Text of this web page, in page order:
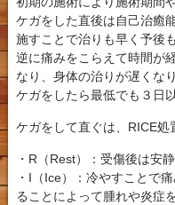
ケガをした直後は自己治癒
施すことで治りも早く予後
逆に痛みをこらえて時間が
なり、身体の治りが遅くなり
ケガをしたら最低でも３日
ケガをして直ぐは、RICE処
・R（Rest）：受傷後は安
・I（Ice）：冷やすことで
ることによって腫れや炎症